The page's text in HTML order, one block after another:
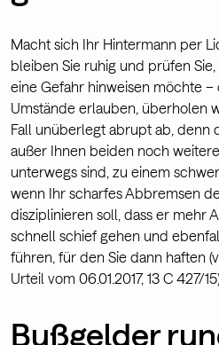
Macht sich Ihr Hintermann per
bleiben Sie ruhig und prüfen
eine Gefahr hinweisen möchte
Umstände erlauben, überholen
Fall unüberlegt abrupt ab, denn
außer Ihnen beiden noch
unterwegs sind, zu einem
wenn Ihr scharfes Abbremsen
disziplinieren soll, dass er mehr
schnell schief gehen und
führen, für den Sie dann haften
Urteil vom 06.01.2017, 13 C 427/
Bußgelder